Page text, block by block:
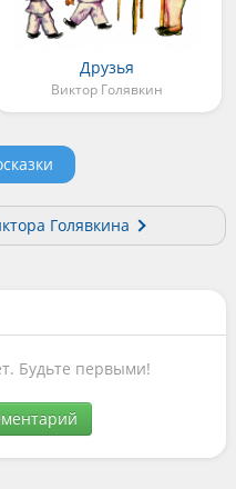
Друзья
Виктор Голявкин
Голявкина
Будьте первыми!